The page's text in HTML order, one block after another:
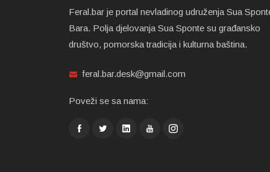
Feral.bar je portal nevladinog udruženja Sua
Bara. Polja djelovanja Sua Sponte su građansko
društvo, pomorska tradicija i kulturna baština.
feral.bar.desk@gmail.com
Poveži se sa nama: